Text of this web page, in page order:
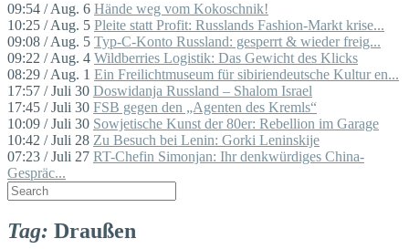
09:54 / Aug. 6 Hände weg vom Kokoschnik!
10:25 / Aug. 5 Pleite statt Profit: Russlands Fashion-Markt krise...
09:08 / Aug. 5 Typ-C-Konto Russland: gesperrt & wieder freig...
09:22 / Aug. 4 Wildberries Logistik: Das Gewicht des Klicks
08:29 / Aug. 1 Ein Freilichtmuseum für sibiriendeutsche Kultur en...
17:57 / Juli 30 Doswidanja Russland – Shalom Israel
17:45 / Juli 30 FSB gegen den „Agenten des Kremls“
10:09 / Juli 30 Sowjetische Kunst der 80er: Rebellion im Garage
10:42 / Juli 28 Zu Besuch bei Lenin: Gorki Leninskije
07:23 / Juli 27 RT-Chefin Simonjan: Ihr denkwürdiges China-
Gespräc...
Tag: Draußen